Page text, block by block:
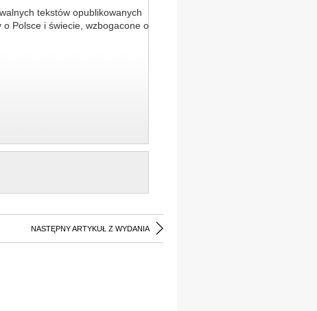
tekstów opublikowanych
o Polsce i świecie, wzbogacone o
NASTĘPNY ARTYKUŁ Z WYDANIA